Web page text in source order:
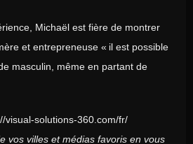
Michaël est fière de montrer
et entrepreneuse « il est possible
masculin, même en partant de
visual-solutions-360.com/fr/
vos villes et médias favoris en vous